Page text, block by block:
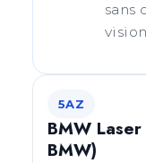
sans
5AZ
BMW Laser
BMW)